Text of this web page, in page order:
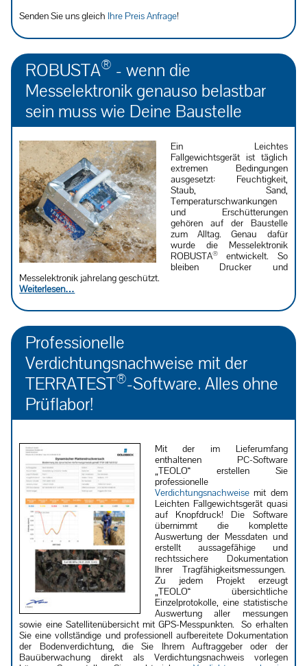
Senden Sie uns gleich Ihre Preis Anfrage!
ROBUSTA® - wenn die
Messelektronik genauso belastbar
sein muss wie Deine Baustelle
Ein Leichtes
Fallgewichtsgerät ist täglich
extremen Bedingungen
ausgesetzt: Feuchtigkeit,
Staub, Sand,
Temperaturschwankungen
und Erschütterungen
gehören auf der Baustelle
zum Alltag. Genau dafür
wurde die Messelektronik
ROBUSTA®entwickelt. So
bleiben Drucker und
Messelektronik jahrelang geschützt.
Weiterlesen…
Professionelle
Verdichtungsnachweise mit der
TERRATEST®-Software. Alles ohne
Prüflabor!
Mit der im Lieferumfang
enthaltenen PC-Software
„TEOLO“ erstellen Sie
professionelle
Verdichtungsnachweisemit dem
Leichten Fallgewichtsgerät quasi
auf Knopfdruck! Die Software
übernimmt die komplette
Auswertung der Messdaten und
erstellt aussagefähige und
rechtssichere Dokumentation
Ihrer Tragfähigkeits­messungen.
Zu jedem Projekt erzeugt
„TEOLO“ übersichtliche
Einzelprotokolle, eine statistische
Auswertung aller messungen
sowie eine Satellitenübersicht mit GPS-Messpunkten. So erhalten
Sie eine vollständige und professionell aufbereitete Dokumentation
der Bodenverdichtung, die Sie Ihrem Auftraggeber oder der
Bauüberwachung direkt als Verdichtungsnachweis vorlegen